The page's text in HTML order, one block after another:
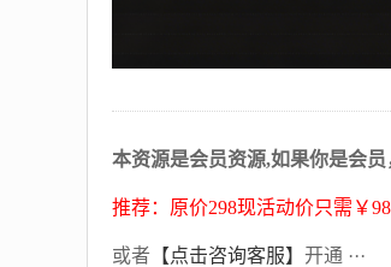
本资源是会员资源,如果你是会员
推荐：原价298现活动价只需￥98
或者 【点击咨询客服】 开通 ···